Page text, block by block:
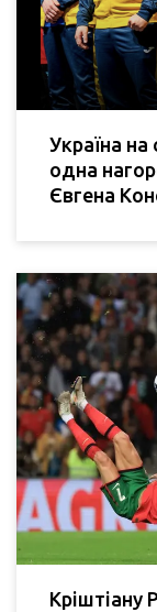
Україна на
одна
Євгена
Кріштіану